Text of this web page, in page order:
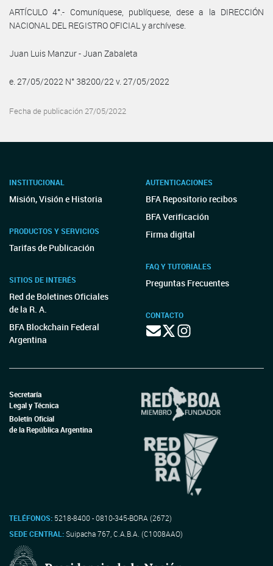
ARTÍCULO 4°.- Comuníquese, publíquese, dese a la DIRECCIÓN
NACIONAL DEL REGISTRO OFICIAL y archívese.
Juan Luis Manzur - Juan Zabaleta
e. 27/05/2022 N° 38200/22 v. 27/05/2022
Fecha de publicación 27/05/2022
INSTITUCIONAL
Misión, Visión e Historia
PRODUCTOS Y SERVICIOS
Tarifas de Publicación
SITIOS DE INTERÉS
Red de Boletines Oficiales
de la R. A.
BFA Blockchain Federal
Argentina
AUTENTICACIONES
BFA Repositorio recibos
BFA Verificación
Firma digital
FAQ Y TUTORIALES
Preguntas Frecuentes
CONTACTO
Secretaría
Legal y Técnica
Boletín Oficial
de la República Argentina
TELÉFONOS: 5218-8400 - 0810-345-BORA (2672)
SEDE CENTRAL:Suipacha 767, C.A.B.A. (C1008AAO)